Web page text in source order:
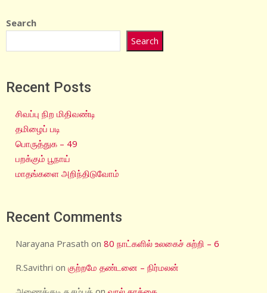
Search
Search
Recent Posts
சிவப்பு நிற மிதிவண்டி
தமிழைப் படி
பொருத்துக – 49
பறக்கும் பூநாய்
மாதங்களை அறிந்திடுவோம்
Recent Comments
Narayana Prasath on80 நாட்களில் உலகைச் சுற்றி – 6
R.Savithri onகுற்றமே தண்டனை – நிர்மலன்